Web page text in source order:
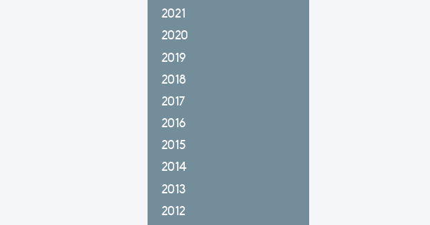
2021
2020
2019
2018
2017
2016
2015
2014
2013
2012